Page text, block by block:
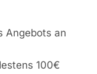
Angebots an
100€